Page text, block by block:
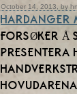
October 14, 2013, by
HARDANGER
FORSØKER Å